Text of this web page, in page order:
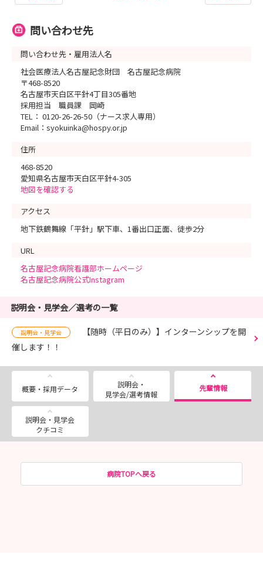
問い合わせ先
問い合わせ先・雇用法人名
社会医療法人名古屋記念財団 名古屋記念病院
〒468-8520
名古屋市天白区平針4丁目305番地
採用担当 職員課 岡崎
TEL： 0120-26-26-50（ナース求人専用）
Email：syokuinka@hospy.or.jp
住所
468-8520
愛知県名古屋市天白区平針4-305
地図を確認する
アクセス
地下鉄鶴舞線「平針」駅下車、1番出口正面、徒歩2分
URL
名古屋記念病院看護部ホームページ
名古屋記念病院公式Instagram
説明会・見学会／選考の一覧
説明会・見学会
【随時（平日のみ）】インターンシップを開
催します！！
概要・採用データ
説明会・
見学会/選考情報
先輩情報
説明会・見学会
クチコミ
病院TOPへ戻る